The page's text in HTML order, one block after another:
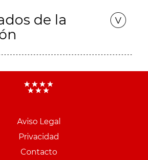
de la
Aviso Legal
Privacidad
Contacto